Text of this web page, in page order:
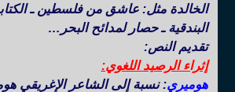
الخالدة مثل: عاشق من فلسطين ـ
البندقية ـ حصار لمدائح البحر…
تقديم النص:
إثراء الرصيد اللغوي:
هوميري: نسبة إلى الشاعر الإغريقي